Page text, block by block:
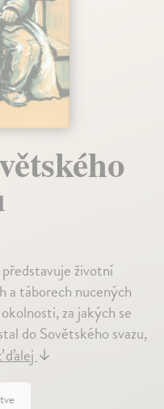
životní
a táborech nucených
za jakých se
do Sovětského svazu,
↓